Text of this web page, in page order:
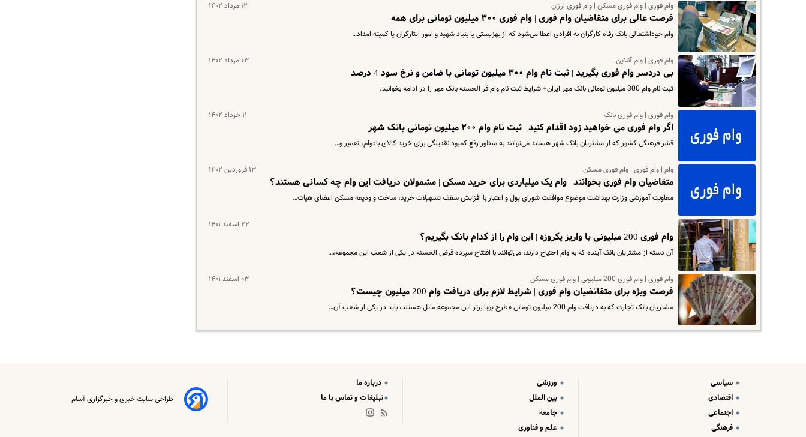
وام فوری | وام فوری مسکن | وام فوری ارزان ۱۲ مرداد ۱۴۰۲
فرصت عالی برای متقاضیان وام فوری | وام فوری ۳۰۰ میلیون تومانی برای همه
وام خوداشتغالی بانک رفاه کارگران به افرادی اعطا می‌شود که از بهزیستی یا بنیاد شهید و امور ایثارگران یا کمیته امداد…
وام فوری | وام آنلاین ۰۳ مرداد ۱۴۰۲
بی دردسر وام فوری بگیرید | ثبت نام وام ۳۰۰ میلیون تومانی با ضامن و نرخ سود 4 درصد
ثبت نام وام 300 میلیون تومانی بانک مهر ایران+ شرایط ثبت نام وام قر الحسنه بانک مهر را در ادامه بخوانید.
​​وام فوری | وام فوری بانک ۱۱ خرداد ۱۴۰۲
اگر وام فوری می خواهید زود اقدام کنید | ثبت نام وام ۲۰۰ میلیون تومانی بانک شهر
قشر فرهنگی کشور که از مشتریان بانک شهر هستند می‌توانند به منظور رفع کمبود نقدینگی برای خرید کالای بادوام، تعمیر و…
وام | وام فوری | وام فوری مسکن ۱۳ فروردین ۱۴۰۲
متقاضیان وام فوری بخوانند | وام یک میلیاردی برای خرید مسکن | مشمولان دریافت این وام چه کسانی هستند؟
معاونت آموزشی وزارت بهداشت موضوع موافقت شورای پول و اعتبار با افزایش سقف تسهیلات خرید، ساخت و ودیعه مسکن اعضای هیات…
۲۲ اسفند ۱۴۰۱
وام فوری 200 میلیونی با واریز یکروزه | این وام را از کدام بانک بگیریم؟
آن دسته از مشتریان بانک آینده که به وام احتیاج دارند، می‌توانند با افتتاح سپرده قرض الحسنه در یکی از شعب این مجموعه،…
وام فوری | وام فوری 200 میلیونی | وام فوری مسکن ۰۳ اسفند ۱۴۰۱
فرصت ویژه برای متقاتضیان وام فوری | شرایط لازم برای دریافت وام 200 میلیون چیست؟
مشتریان بانک تجارت که به دریافت وام 200 میلیون تومانی «طرح پویا برتر این مجموعه مایل هستند، باید در یکی از شعب آن…
سیاسی
اقتصادی
اجتماعی
فرهنگی
ورزشی
بین الملل
جامعه
علم و فناوری
درباره ما
تبلیغات و تماس با ما
طراحی سایت خبری و خبرگزاری آسام